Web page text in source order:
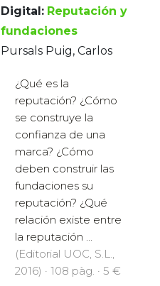
Digital: Reputación y
fundaciones
Pursals Puig, Carlos
¿Qué es la
reputación? ¿Cómo
se construye la
confianza de una
marca? ¿Cómo
deben construir las
fundaciones su
reputación? ¿Qué
relación existe entre
la reputación ...
(Editorial UOC, S.L.,
2016) · 108 pàg. · 5 €